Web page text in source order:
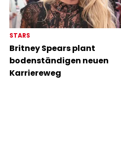
STARS
Britney Spears plant
bodenständigen neuen
Karriereweg